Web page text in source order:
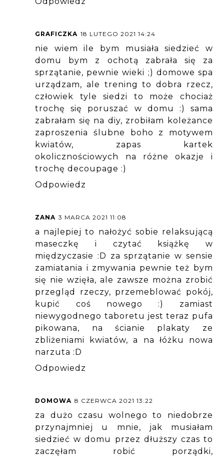
GRAFICZKA 18 LUTEGO 2021 14:24
nie wiem ile bym musiała siedzieć w
domu bym z ochotą zabrała się za
sprzątanie, pewnie wieki ;) domowe spa
urządzam, ale trening to dobra rzecz,
człowiek tyle siedzi to może chociaż
trochę się poruszać w domu :) sama
zabrałam się na diy, zrobiłam koleżance
zaproszenia ślubne boho z motywem
kwiatów, zapas kartek
okolicznościowych na różne okazje i
trochę decoupage :)
Odpowiedz
ZANA 3 MARCA 2021 11:08
a najlepiej to nałożyć sobie relaksującą
maseczkę i czytać książkę w
międzyczasie :D za sprzątanie w sensie
zamiatania i zmywania pewnie też bym
się nie wzięła, ale zawsze można zrobić
przegląd rzeczy, przemeblować pokój,
kupić coś nowego :) zamiast
niewygodnego taboretu jest teraz pufa
pikowana, na ścianie plakaty ze
zbliżeniami kwiatów, a na łóżku nowa
narzuta :D
Odpowiedz
DOMOWA 8 CZERWCA 2021 13:22
za dużo czasu wolnego to niedobrze
przynajmniej u mnie, jak musiałam
siedzieć w domu przez dłuższy czas to
zaczęłam robić porządki,